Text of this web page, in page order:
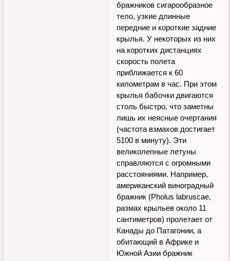
бражников сигарообразное
тело, узкие длинные
передние и короткие задние
крылья. У некоторых из них
на коротких дистанциях
скорость полета
приближается к 60
километрам в час. При этом
крылья бабочки двигаются
столь быстро, что заметны
лишь их неясные очертания
(частота взмахов достигает
5100 в минуту). Эти
великолепные летуны
справляются с огромными
расстояниями. Например,
американский виноградный
бражник (Pholus labruscae,
размах крыльев около 11
сантиметров) пролетает от
Канады до Патагонии, а
обитающий в Африке и
Южной Азии бражник